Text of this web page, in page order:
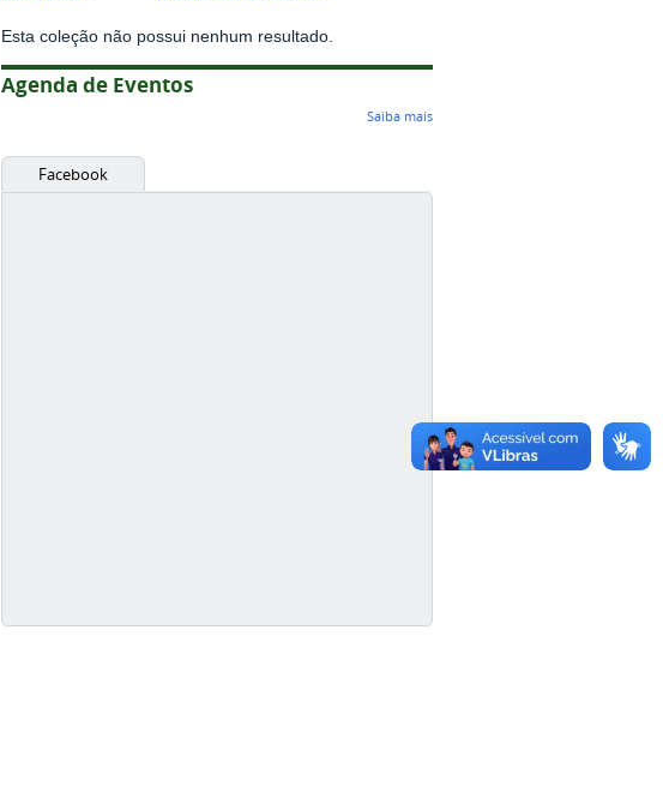
Esta coleção não possui nenhum resultado.
Agenda de Eventos
Saiba mais
Facebook